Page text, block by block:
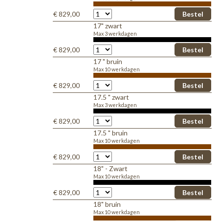
€ 829,00
17" zwart
Max 3 werkdagen
€ 829,00
17 " bruin
Max 10 werkdagen
€ 829,00
17.5 " zwart
Max 3 werkdagen
€ 829,00
17.5 " bruin
Max 10 werkdagen
€ 829,00
18" - Zwart
Max 10 werkdagen
€ 829,00
18" bruin
Max 10 werkdagen